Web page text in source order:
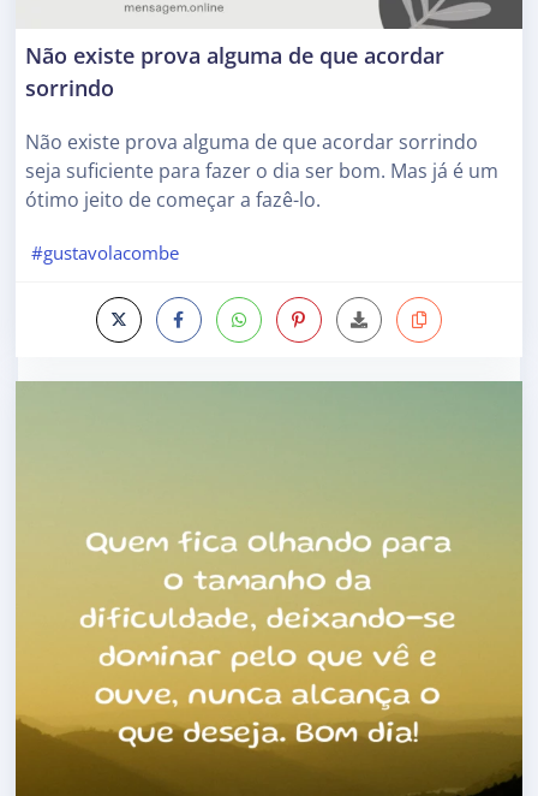
Não existe prova alguma de que acordar
sorrindo
Não existe prova alguma de que acordar sorrindo
seja suficiente para fazer o dia ser bom. Mas já é um
ótimo jeito de começar a fazê-lo.
#gustavolacombe